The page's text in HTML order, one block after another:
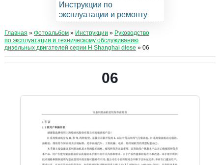
Инструкции по
эксплуатации и ремонту
Главная » Фотоальбом» Инструкции » Руководство
по эксплуатации и техническому обслуживанию
дизельных двигателей серии Н Shanghai diese » 06
06